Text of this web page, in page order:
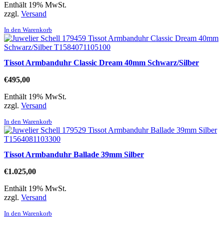
Enthält 19% MwSt.
zzgl. Versand
In den Warenkorb
Tissot Armbanduhr Classic Dream 40mm Schwarz/Silber
€495,00
Enthält 19% MwSt.
zzgl. Versand
In den Warenkorb
Tissot Armbanduhr Ballade 39mm Silber
€1.025,00
Enthält 19% MwSt.
zzgl. Versand
In den Warenkorb